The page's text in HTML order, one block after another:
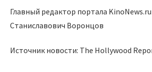
Главный редактор портала
Станиславович Воронцов
Источник новости: The Hollywood